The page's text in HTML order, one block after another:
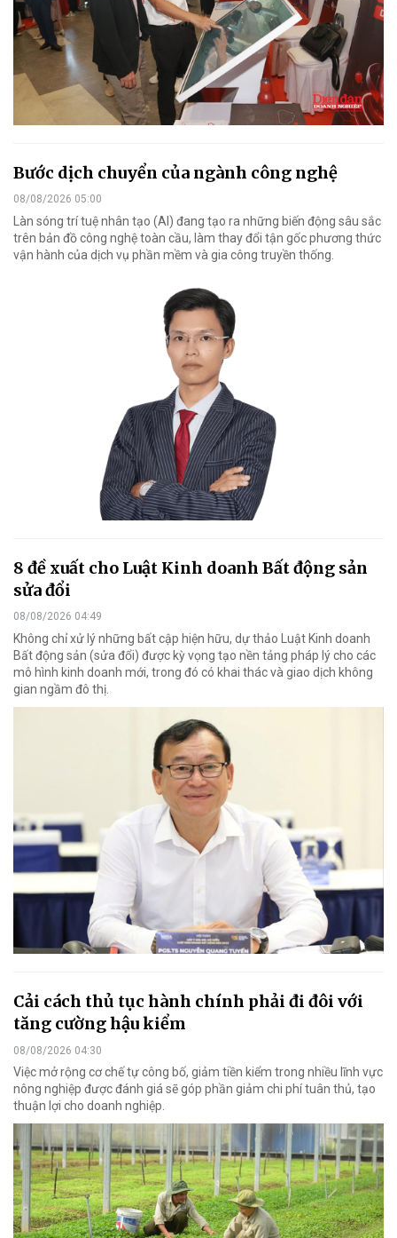
Bước dịch chuyển của ngành công nghệ
08/08/2026 05:00
Làn sóng trí tuệ nhân tạo (AI) đang tạo ra những biến động sâu sắc
trên bản đồ công nghệ toàn cầu, làm thay đổi tận gốc phương thức
vận hành của dịch vụ phần mềm và gia công truyền thống.
8 đề xuất cho Luật Kinh doanh Bất động sản
sửa đổi
08/08/2026 04:49
Không chỉ xử lý những bất cập hiện hữu, dự thảo Luật Kinh doanh
Bất động sản (sửa đổi) được kỳ vọng tạo nền tảng pháp lý cho các
mô hình kinh doanh mới, trong đó có khai thác và giao dịch không
gian ngầm đô thị.
Cải cách thủ tục hành chính phải đi đôi với
tăng cường hậu kiểm
08/08/2026 04:30
Việc mở rộng cơ chế tự công bố, giảm tiền kiểm trong nhiều lĩnh vực
nông nghiệp được đánh giá sẽ góp phần giảm chi phí tuân thủ, tạo
thuận lợi cho doanh nghiệp.